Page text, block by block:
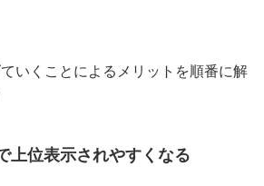
いくことによるメリットを順番に解
位表示されやすくなる